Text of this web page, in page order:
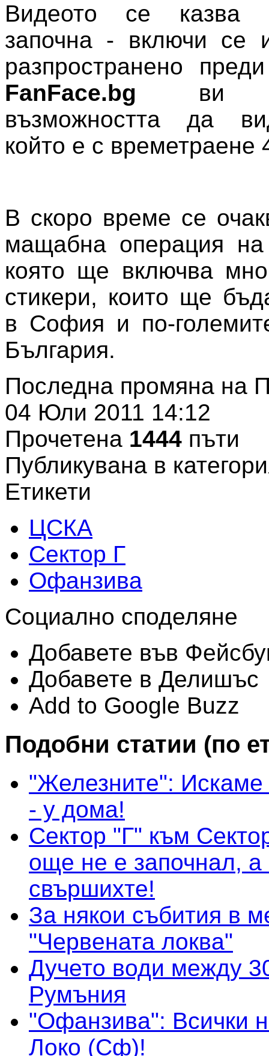
Видеото се казва
започна - включи се
разпространено
FanFace.bg ви
възможността да
който е с времетраене
В скоро време се
мащабна операция
която ще включва
стикери, които ще
в София и по-
България.
Последна промяна на
04 Юли 2011 14:12
Прочетена 1444 пъти
Публикувана в
Етикети
ЦСКА
Сектор Г
Офанзива
Социално споделяне
Добавете във
Добавете в Делишъс
Add to Google Buzz
Подобни статии (по
"Железните":
- у дома!
Сектор "Г" към
още не е започнал, а
свършихте!
За някои събития в
"Червената локва"
Дучето води между
Румъния
"Офанзива": Всички
Локо (Сф)!